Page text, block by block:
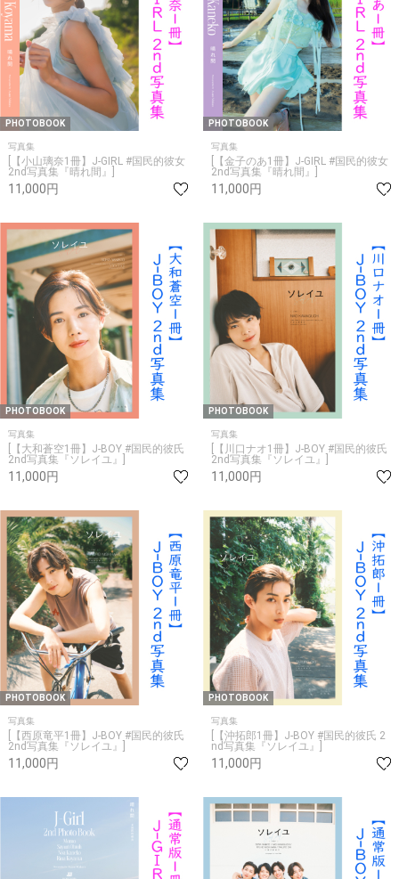
PHOTOBOOK
写真集
[【小山璃奈1冊】J-GIRL #国民的彼女
2nd写真集『晴れ間』]
11,000円
PHOTOBOOK
写真集
[【金子のあ1冊】J-GIRL #国民的彼女
2nd写真集『晴れ間』]
11,000円
PHOTOBOOK
写真集
[【大和蒼空1冊】J-BOY #国民的彼氏
2nd写真集『ソレイユ』]
11,000円
PHOTOBOOK
写真集
[【川口ナオ1冊】J-BOY #国民的彼氏
2nd写真集『ソレイユ』]
11,000円
PHOTOBOOK
写真集
[【西原竜平1冊】J-BOY #国民的彼氏
2nd写真集『ソレイユ』]
11,000円
PHOTOBOOK
写真集
[【沖拓郎1冊】J-BOY #国民的彼氏 2
nd写真集『ソレイユ』]
11,000円